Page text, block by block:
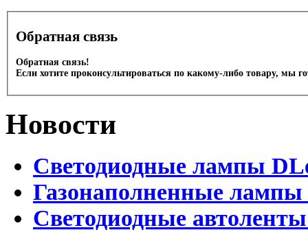
Обратная связь
Обратная связь!
Если хотите проконсультироваться по какому-либо товару, мы
Новости
Светодиодные лампы
Газонаполненные
Светодиодные